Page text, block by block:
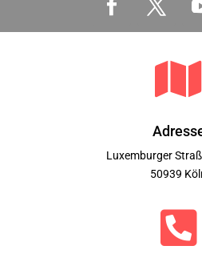

Luxemburger
50939
